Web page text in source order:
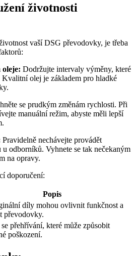
životnosti
vaší DSG převodovky, je třeba
oleje: Dodržujte intervaly výměny, které
olej je základem pro hladké
se prudkým změnám rychlosti. Při
manuální režim, abyste měli lepší
Pravidelně nechávejte provádět
odborníků. Vyhnete se tak nečekaným
na opravy.
doporučení:
Popis
díly mohou ovlivnit funkčnost a
převodovky.
přehřívání, které může způsobit
poškození.